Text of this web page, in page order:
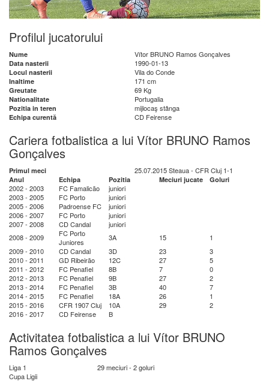
Profilul jucatorului
Nume Vítor BRUNO Ramos Gonçalves
Data nasterii 1990-01-13
Locul nasterii Vila do Conde
Inaltime 171 cm
Greutate 69 Kg
Nationalitate Portugalia
Pozitia in teren mijlocaş stânga
Echipa curentă CD Feirense
Cariera fotbalistica a lui Vítor BRUNO Ramos
Gonçalves
Primul meci 25.07.2015 Steaua - CFR Cluj 1-1
Anul Echipa Pozitia Meciuri jucate Goluri
2002 - 2003 FC Famalicão
juniori
2003 - 2005
FC Porto
juniori
2005 - 2006
Padroense FC
juniori
2006 - 2007
FC Porto
juniori
2007 - 2008
CD Candal
juniori
2008 - 2009
FC Porto
Juniores
3A 15
1
2009 - 2010
CD Candal 3D 23
3
2010 - 2011
GD Ribeirão 12C 27
5
2011 - 2012
FC Penafiel 8B 7
0
2012 - 2013
FC Penafiel 9B 27
2
2013 - 2014
FC Penafiel 3B 40
7
2014 - 2015
FC Penafiel 18A 26
1
2015 - 2016
CFR 1907 Cluj 10A 29
2
2016 - 2017
CD Feirense B
Activitatea fotbalistica a lui Vítor BRUNO
Ramos Gonçalves
Liga 1
29 meciuri - 2 goluri
Cupa Ligii